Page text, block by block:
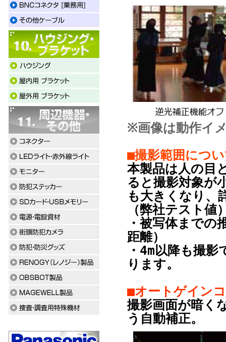
※画像は動作イ
■撮影範囲につ
本製品は人の目
ると撮影対象が
も大きくなり、
（弊社テスト値
・被写体まで
距離）
・4m以降も撮
ります。
■オートゲイン
撮影画面が暗く
う自動補正。